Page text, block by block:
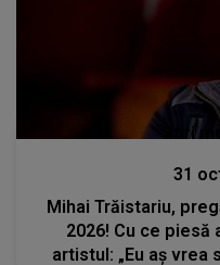
Stiri
31
Mihai Trăistariu,
2026! Cu ce
artistul: „Eu aș vrea